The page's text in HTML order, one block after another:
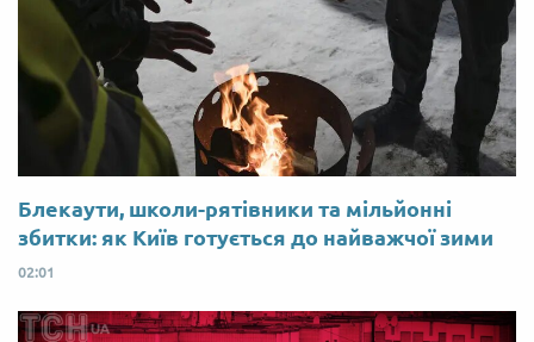
Блекаути, школи-рятівники та мільйонні
збитки: як Київ готується до найважчої зими
02:01